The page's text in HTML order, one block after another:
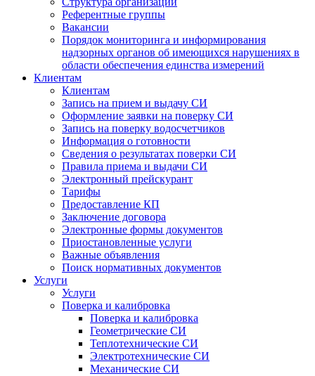
Референтные группы
Вакансии
Порядок мониторинга и информирования
надзорных органов об имеющихся нарушениях в
области обеспечения единства измерений
Клиентам
Клиентам
Запись на прием и выдачу СИ
Оформление заявки на поверку СИ
Запись на поверку водосчетчиков
Информация о готовности
Сведения о результатах поверки СИ
Правила приема и выдачи СИ
Электронный прейскурант
Тарифы
Предоставление КП
Заключение договора
Электронные формы документов
Приостановленные услуги
Важные объявления
Поиск нормативных документов
Услуги
Услуги
Поверка и калибровка
Поверка и калибровка
Геометрические СИ
Теплотехнические СИ
Электротехнические СИ
Механические СИ